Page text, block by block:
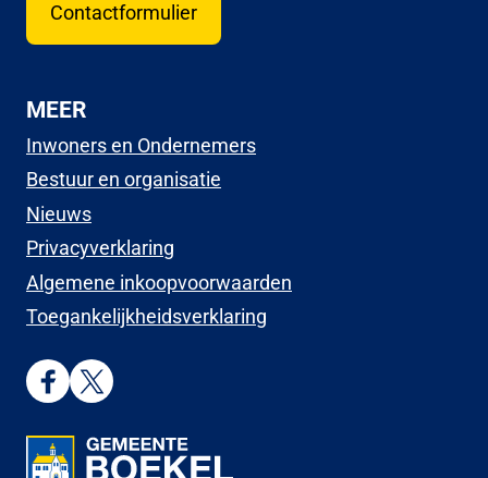
Contactformulier
MEER
Inwoners en Ondernemers
Bestuur en organisatie
Nieuws
Privacyverklaring
Algemene inkoopvoorwaarden
Toegankelijkheidsverklaring